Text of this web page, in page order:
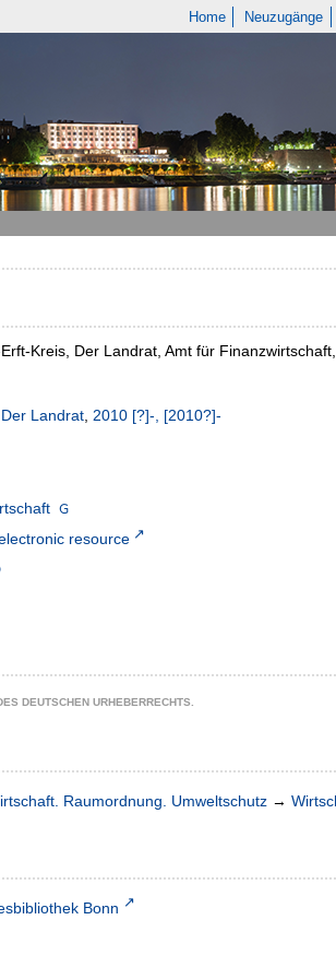
Home Neuzugänge
Kreis, Der Landrat, Amt für
Landrat, 2010 [?]-, [2010?]-
resource
DEUTSCHEN URHEBERRECHTS.
Raumordnung. Umweltschutz →
Bonn